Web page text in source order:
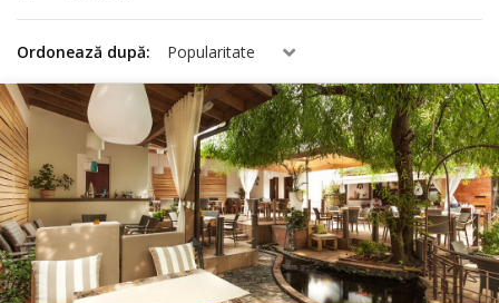
Ordonează după: Popularitate